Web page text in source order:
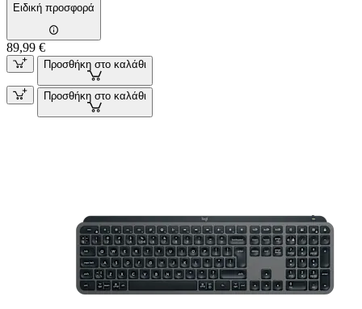
Ειδική προσφορά
89,99 €
Προσθήκη στο καλάθι
Προσθήκη στο καλάθι